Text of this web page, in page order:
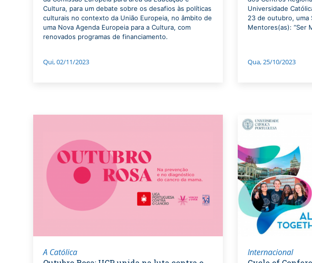
Cultura, para um debate sobre os desafios às políticas
culturais no contexto da União Europeia, no âmbito de
uma Nova Agenda Europeia para a Cultura, com
renovados programas de financiamento.
Qui, 02/11/2023
Universidade
23 de outubro, uma
Mentores(as): “Ser
Qua, 25/10/2023
A Católica Internacional